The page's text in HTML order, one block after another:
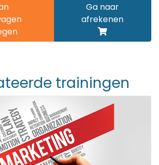
Ga naar
afrekenen
trainingen